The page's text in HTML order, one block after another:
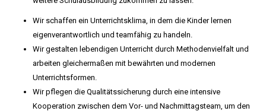
Wir schaffen ein Unterrichtsklima, in dem die Kinder lernen
eigenverantwortlich und teamfähig zu handeln.
Wir gestalten lebendigen Unterricht durch Methodenvielfalt und
arbeiten gleichermaßen mit bewährten und modernen
Unterrichtsformen.
Wir pflegen die Qualitätssicherung durch eine intensive
Kooperation zwischen dem Vor- und Nachmittagsteam, um den